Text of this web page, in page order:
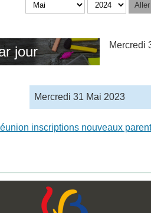
jour Mercredi
Mercredi 31 Mai 2023
inscriptions nouveaux